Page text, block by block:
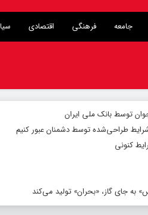
جامعه فرهنگی اقتصادی
طراحی‌شده توسط دشمنان عبور کنیم
کنونی
به جای گاز، «بحران» تولید می‌کند